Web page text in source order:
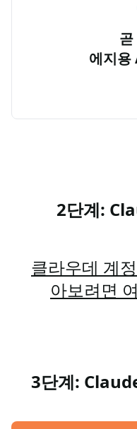
에지용
2단계:
클라우데 계
아보려면
3단계: